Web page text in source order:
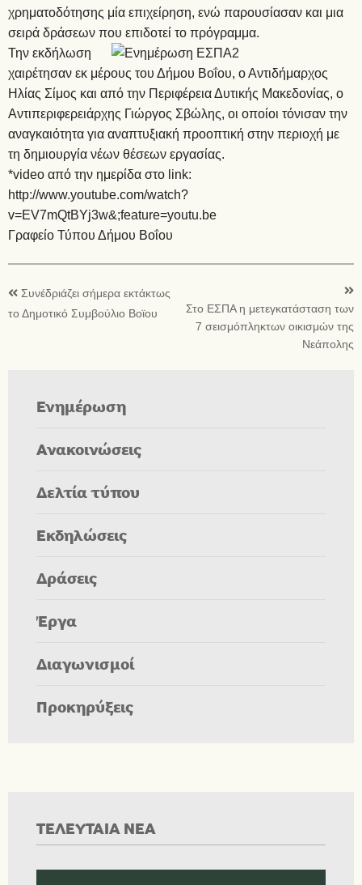
χρηματοδότησης μία επιχείρηση, ενώ παρουσίασαν και μια
σειρά δράσεων που επιδοτεί το πρόγραμμα.
Την εκδήλωση
χαιρέτησαν εκ μέρους του Δήμου Βοΐου, ο Αντιδήμαρχος
Ηλίας Σίμος και από την Περιφέρεια Δυτικής Μακεδονίας, ο
Αντιπεριφερειάρχης Γιώργος Σβώλης, οι οποίοι τόνισαν την
αναγκαιότητα για αναπτυξιακή προοπτική στην περιοχή με
τη δημιουργία νέων θέσεων εργασίας.
*video από την ημερίδα στο link:
http://www.youtube.com/watch?
v=EV7mQtBYj3w&;feature=youtu.be
Γραφείο Τύπου Δήμου Βοΐου
Συνέδριάζει σήμερα εκτάκτως
το Δημοτικό Συμβούλιο Βοϊου
Στο ΕΣΠΑ η μετεγκατάσταση των
7 σεισμόπληκτων οικισμών της
Νεάπολης
Ενημέρωση
Ανακοινώσεις
Δελτία τύπου
Εκδηλώσεις
Δράσεις
Έργα
Διαγωνισμοί
Προκηρύξεις
ΤΕΛΕΥΤΑΙΑ ΝΕΑ